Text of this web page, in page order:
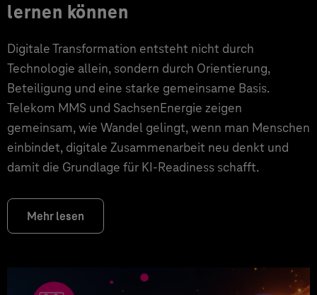
lernen können
Digitale Transformation entsteht nicht durch
Technologie allein, sondern durch Orientierung,
Beteiligung und eine starke gemeinsame Basis.
Telekom MMS und SachsenEnergie zeigen
gemeinsam, wie Wandel gelingt, wenn man Menschen
einbindet, digitale Zusammenarbeit neu denkt und
damit die Grundlage für KI‑Readiness schafft.
Mehr lesen